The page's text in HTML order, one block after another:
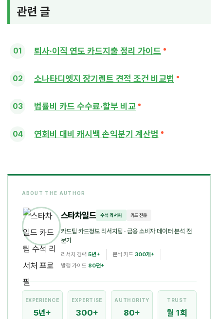
관련 글
퇴사·이직 연도 카드지출 정리 가이드
소나타디엣지 장기렌트 견적 조건 비교법
법률비 카드 수수료·할부 비교
연회비 대비 캐시백 손익분기 계산법
ABOUT THE AUTHOR
스타차일드 수석 리서처 카드 전문
카드팁 카드정보 리서치팀 · 금융 소비자 데이터 분석 전
문가
리서치 경력 5년+ 분석 카드 300개+
발행 가이드 80편+
EXPERIENCE
5년+
EXPERTISE
300+
AUTHORITY
80+
TRUST
월 1회